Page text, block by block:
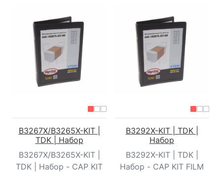
B3267X/B3265X-KIT |
TDK | Набор
B3267X/B3265X-KIT |
TDK | Набор - CAP KIT
B3292X-KIT | TDK |
Набор
B3292X-KIT | TDK |
Набор - CAP KIT FILM